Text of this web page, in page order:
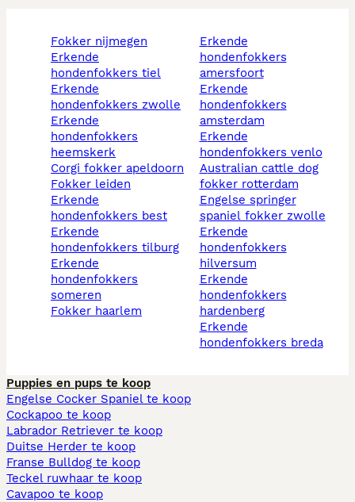
fokker nijmegen
erkende
hondenfokkers tiel
erkende
hondenfokkers zwolle
erkende
hondenfokkers
heemskerk
corgi fokker apeldoorn
fokker leiden
erkende
hondenfokkers best
erkende
hondenfokkers tilburg
erkende
hondenfokkers
someren
fokker haarlem
erkende
hondenfokkers
amersfoort
erkende
hondenfokkers
amsterdam
erkende
hondenfokkers venlo
australian cattle dog
fokker rotterdam
engelse springer
spaniel fokker zwolle
erkende
hondenfokkers
hilversum
erkende
hondenfokkers
hardenberg
erkende
hondenfokkers breda
Puppies en pups te koop
Engelse Cocker Spaniel te koop
Cockapoo te koop
Labrador Retriever te koop
Duitse Herder te koop
Franse Bulldog te koop
Teckel ruwhaar te koop
Cavapoo te koop